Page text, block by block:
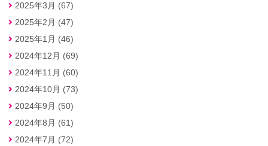
2025年3月 (67)
2025年2月 (47)
2025年1月 (46)
2024年12月 (69)
2024年11月 (60)
2024年10月 (73)
2024年9月 (50)
2024年8月 (61)
2024年7月 (72)